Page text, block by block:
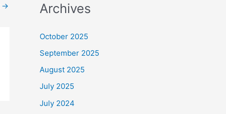
→ Archives
October 2025
September 2025
August 2025
July 2025
July 2024